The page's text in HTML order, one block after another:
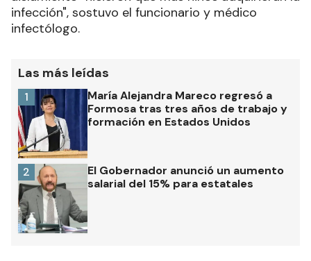
infección", sostuvo el funcionario y médico
infectólogo.
Las más leídas
María Alejandra Mareco regresó a
Formosa tras tres años de trabajo y
formación en Estados Unidos
1
El Gobernador anunció un aumento
salarial del 15% para estatales
2